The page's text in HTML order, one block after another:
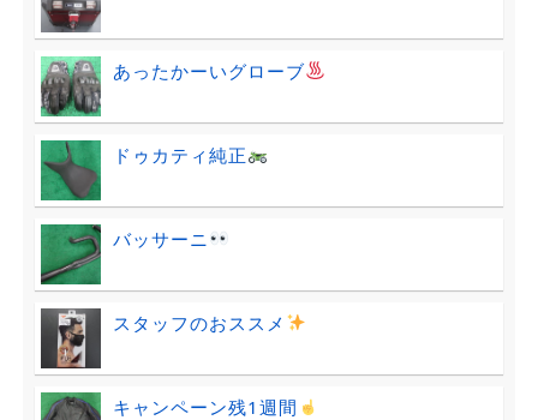
あったかーいグローブ
ドゥカティ純正
バッサーニ
スタッフのおススメ
キャンペーン残1週間